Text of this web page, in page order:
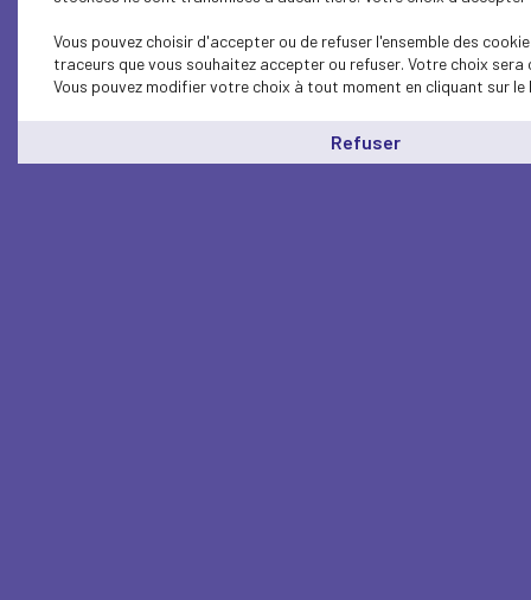
Vous pouvez choisir d'accepter ou de refuser l'ensemble des
traceurs que vous souhaitez accepter ou refuser. Votre choix
Vous pouvez modifier votre choix à tout moment en cliquant sur le
Refuser